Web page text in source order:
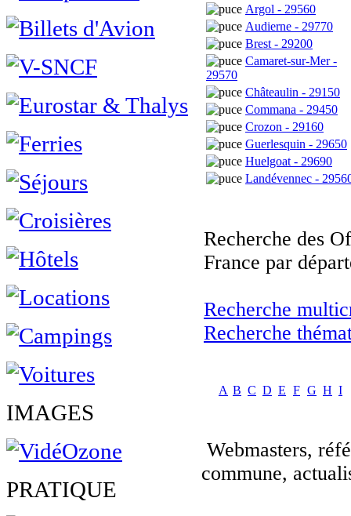
IMAGES
PRATIQUE
Argol - 29560
Audierne - 29770
Brest - 29200
Camaret-sur-Mer -
29570
Châteaulin - 29150
Commana - 29450
Crozon - 29160
Guerlesquin - 29650
Huelgoat - 29690
Landévennec -
Recherche des
France par
Recherche
Recherche
A B C D E F G H I
Webmasters,
commune,